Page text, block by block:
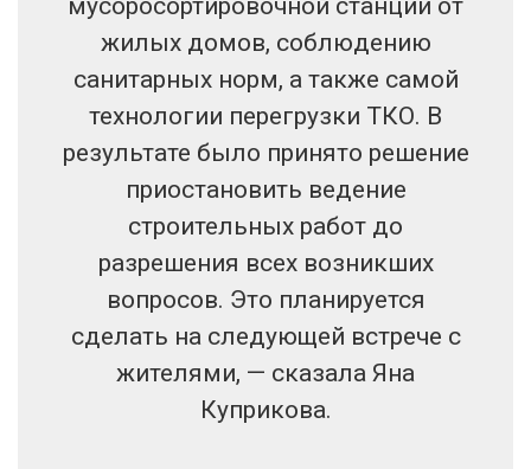
жилых домов, соблюдению
санитарных норм, а также самой
технологии перегрузки ТКО. В
результате было принято решение
приостановить ведение
строительных работ до
разрешения всех возникших
вопросов. Это планируется
сделать на следующей встрече с
жителями, — сказала Яна
Куприкова.